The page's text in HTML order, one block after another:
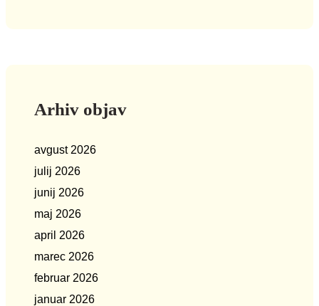
Arhiv objav
avgust 2026
julij 2026
junij 2026
maj 2026
april 2026
marec 2026
februar 2026
januar 2026